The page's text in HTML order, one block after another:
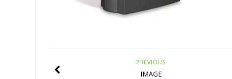
PREVIOUS
IMAGE